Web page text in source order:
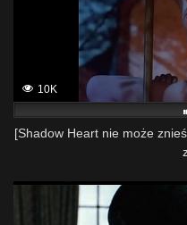
10K
[Shadow Heart nie może